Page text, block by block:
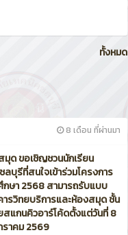
ทั้งหมด
8 เดือน ที่ผ่านมา
มุด ขอเชิญชวนนักเรียน
บุรีที่สนใจเข้าร่วมโครงการ
กษา 2568 สามารถรับแบบ
รวิทยบริการและห้องสมุด ชั้น
แกนคิวอาร์โค้ดตั้งแต่วันที่ 8
ราคม 2569